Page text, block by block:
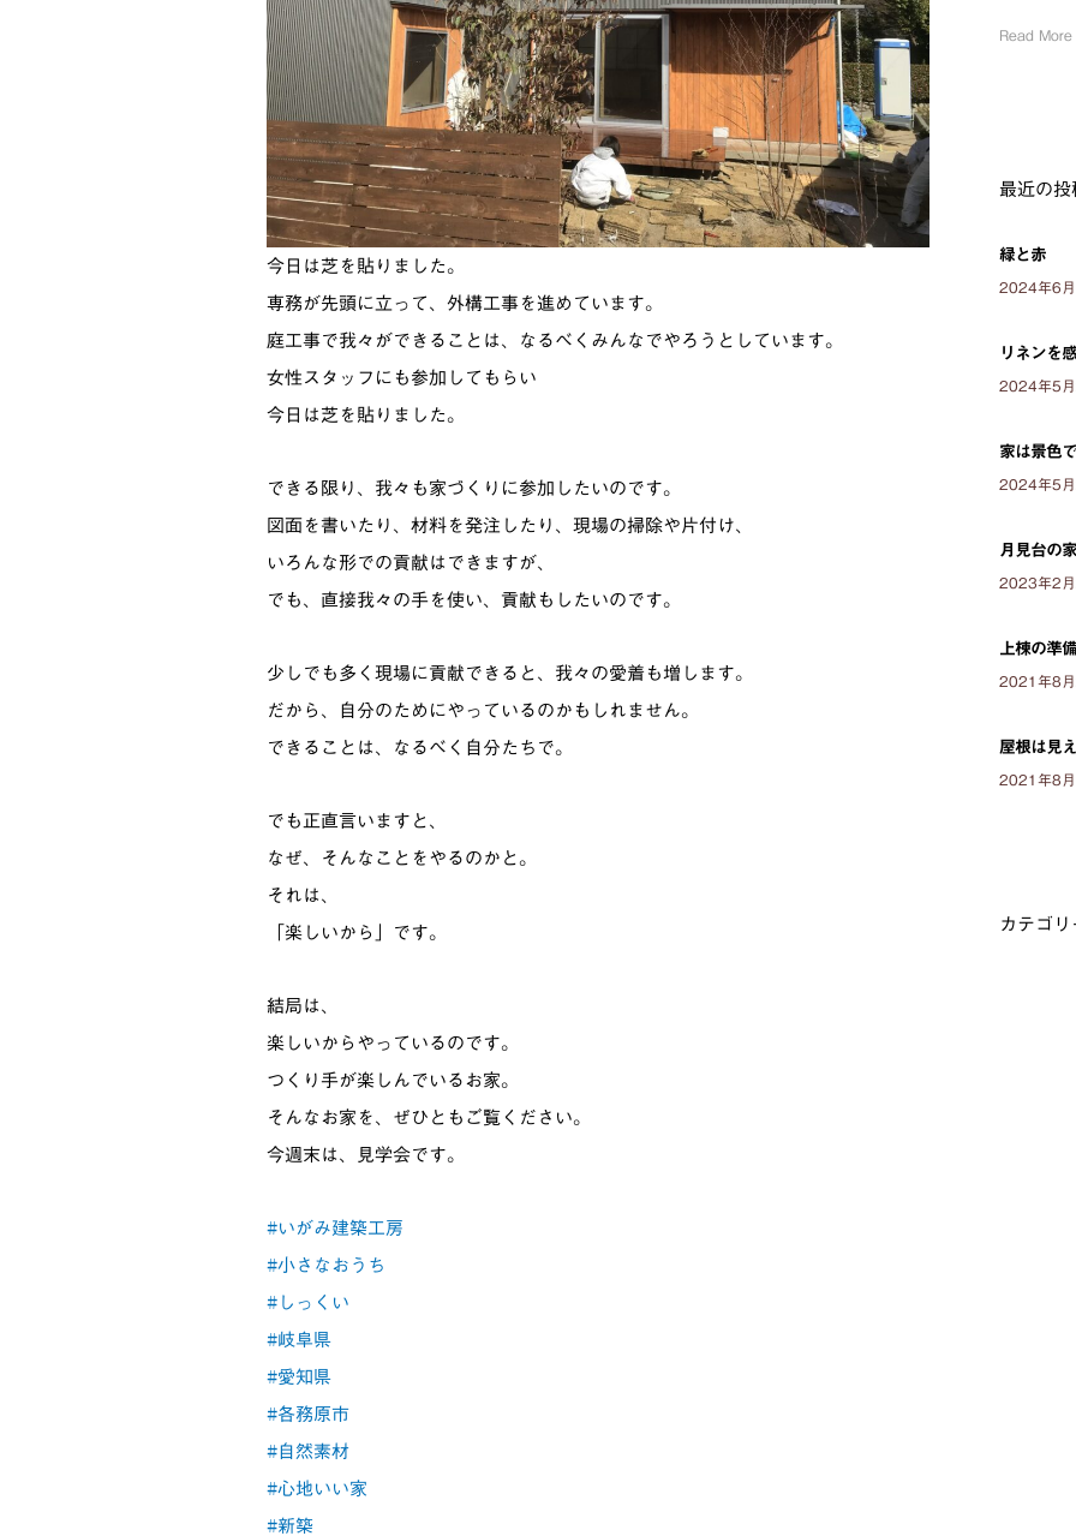
今日は芝を貼りました。
専務が先頭に立って、外構工事を進めています。
庭工事で我々ができることは、なるべくみんなでやろうとしています。
女性スタッフにも参加してもらい
今日は芝を貼りました。
できる限り、我々も家づくりに参加したいのです。
図面を書いたり、材料を発注したり、現場の掃除や片付け、
いろんな形での貢献はできますが、
でも、直接我々の手を使い、貢献もしたいのです。
少しでも多く現場に貢献できると、我々の愛着も増します。
だから、自分のためにやっているのかもしれません。
できることは、なるべく自分たちで。
でも正直言いますと、
なぜ、そんなことをやるのかと。
それは、
「楽しいから」です。
結局は、
楽しいからやっているのです。
つくり手が楽しんでいるお家。
そんなお家を、ぜひともご覧ください。
今週末は、見学会です。
#いがみ建築工房
#小さなおうち
#しっくい
#岐阜県
#愛知県
#各務原市
#自然素材
#心地いい家
#新築
Read More
最近の投
緑と赤
2024年6月
リネンを
2024年5
家は景色
2024年5
月見台の家
2023年2
上棟の準備
2021年8
屋根は見
2021年8
カテゴリ